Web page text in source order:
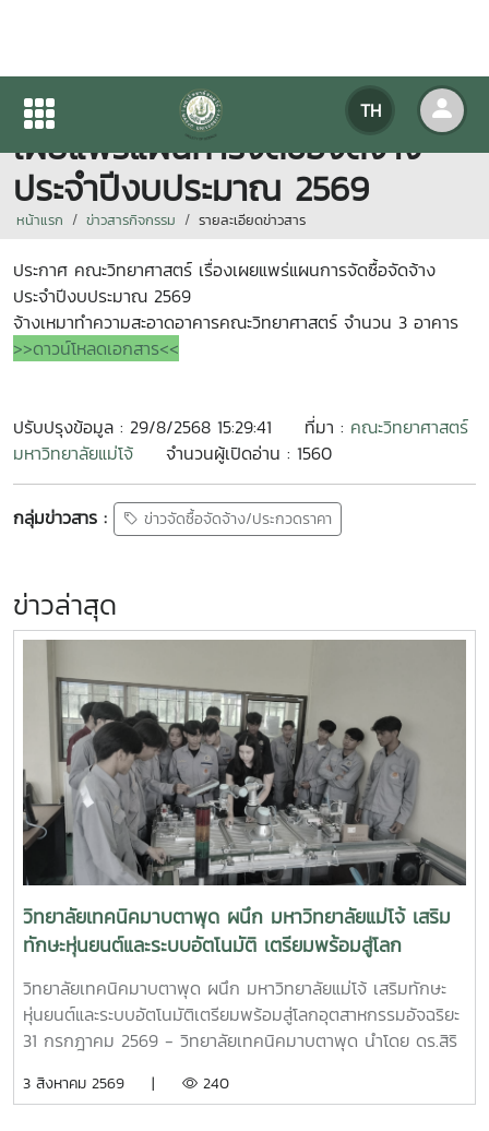
TH
ประกาศ คณะวิทยาศาสตร์ เรื่อง
เผยแพร่แผนการจัดซื้อจัดจ้าง
ประจำปีงบประมาณ 2569
หน้าแรก ข่าวสารกิจกรรม รายละเอียดข่าวสาร
ประกาศ คณะวิทยาศาสตร์ เรื่องเผยแพร่แผนการจัดซื้อจัดจ้าง
ประจำปีงบประมาณ 2569
จ้างเหมาทำความสะอาดอาคารคณะวิทยาศาสตร์ จำนวน 3 อาคาร
>>ดาวน์โหลดเอกสาร<<
ปรับปรุงข้อมูล : 29/8/2568 15:29:41 ที่มา : คณะวิทยาศาสตร์
มหาวิทยาลัยแม่โจ้
จำนวนผู้เปิดอ่าน : 1560
กลุ่มข่าวสาร : ข่าวจัดซื้อจัดจ้าง/ประกวดราคา
ข่าวล่าสุด
วิทยาลัยเทคนิคมาบตาพุด ผนึก มหาวิทยาลัยแม่โจ้ เสริม
ทักษะหุ่นยนต์และระบบอัตโนมัติ เตรียมพร้อมสู่โลก
อุตสาหกรรมอัจฉริยะ
วิทยาลัยเทคนิคมาบตาพุด ผนึก มหาวิทยาลัยแม่โจ้ เสริมทักษะ
หุ่นยนต์และระบบอัตโนมัติเตรียมพร้อมสู่โลกอุตสาหกรรมอัจฉริยะ
31 กรกฎาคม 2569 - วิทยาลัยเทคนิคมาบตาพุด นำโดย ดร.สิริ
ประธานในพิธีเปิด โครงการอบรมเชิงปฏิบัติการควบคุมแขนกล
3 สิงหาคม 2569 | 240